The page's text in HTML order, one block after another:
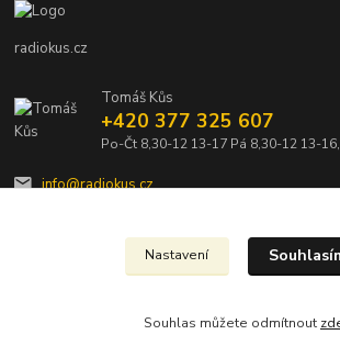
radiokus.cz
Tomáš Kůs
+420 377 325 607
Po-Čt 8,30-12 13-17 Pá 8,30-12 13-
info@radiokus.cz
Nastavení
Souhlas můžete odmítnout